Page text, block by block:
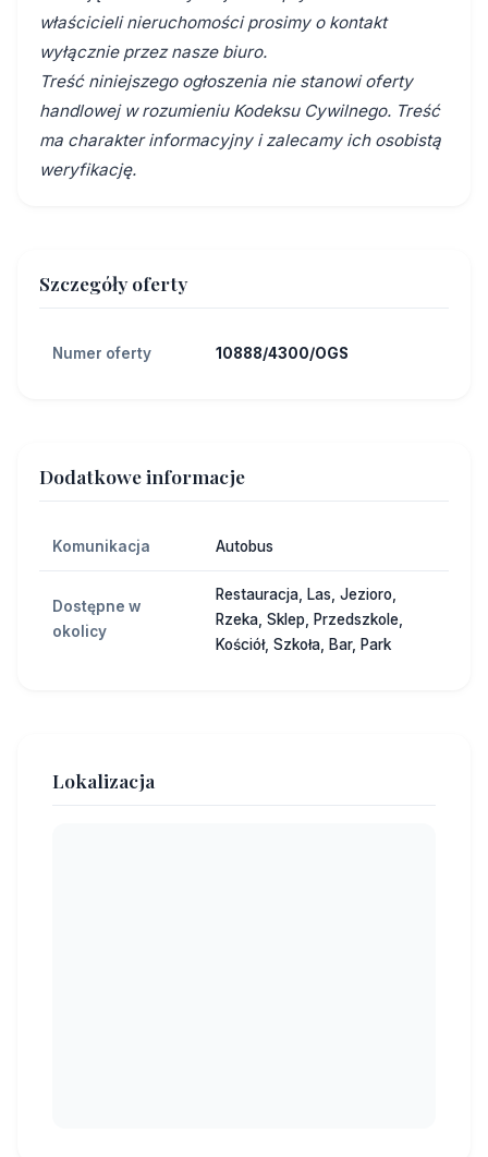
właścicieli nieruchomości prosimy o kontakt
wyłącznie przez nasze biuro.
Treść niniejszego ogłoszenia nie stanowi oferty
handlowej w rozumieniu Kodeksu Cywilnego. Treść
ma charakter informacyjny i zalecamy ich osobistą
weryfikację.
Szczegóły oferty
Numer oferty 10888/4300/OGS
Dodatkowe informacje
Komunikacja Autobus
Dostępne w
okolicy
Restauracja, Las, Jezioro,
Rzeka, Sklep, Przedszkole,
Kościół, Szkoła, Bar, Park
Lokalizacja